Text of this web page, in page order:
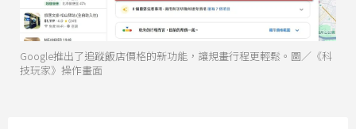
Google推出了追蹤飯店價格的新功能，讓規畫行程更輕鬆。圖／《科
技玩家》操作畫面